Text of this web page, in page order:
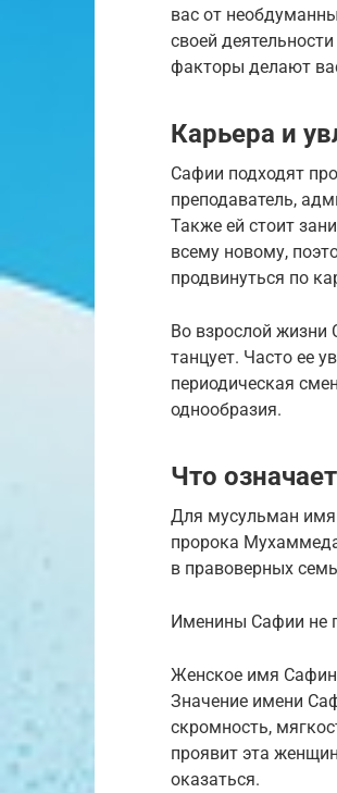
вас от
своей
факторы делают
Карьера и
Сафии подходят
преподаватель,
Также ей стоит
всему новому,
продвинуться по
Во взрослой жизни
танцует. Часто ее
периодическая
однообразия.
Что
Для мусульман имя
пророка
в правоверных
Именины Сафии не
Женское имя
Значение имени
скромность,
проявит эта
оказаться.